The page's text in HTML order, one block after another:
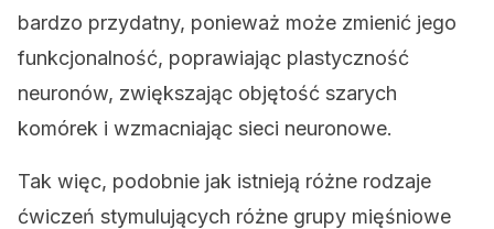
bardzo przydatny, ponieważ może zmienić jego
funkcjonalność, poprawiając plastyczność
neuronów, zwiększając objętość szarych
komórek i wzmacniając sieci neuronowe.
Tak więc, podobnie jak istnieją różne rodzaje
ćwiczeń stymulujących różne grupy mięśniowe